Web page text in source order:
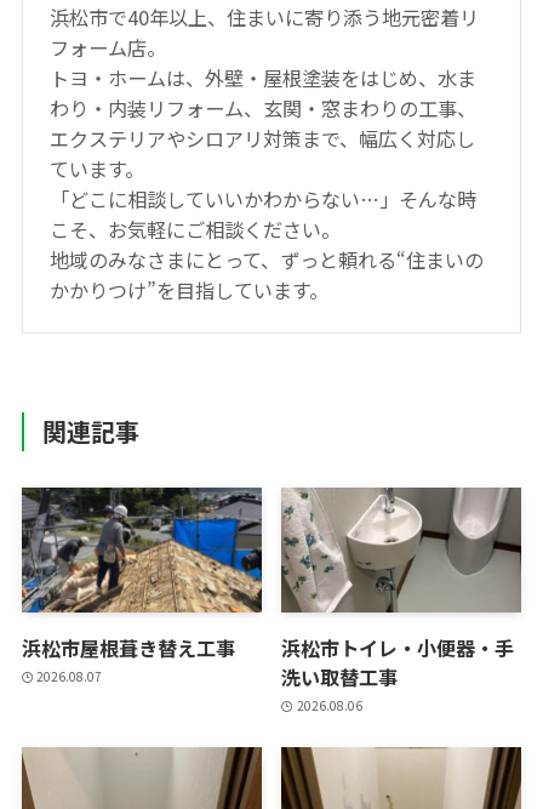
浜松市で40年以上、住まいに寄り添う地元密着リ
フォーム店。
トヨ・ホームは、外壁・屋根塗装をはじめ、水ま
わり・内装リフォーム、玄関・窓まわりの工事、
エクステリアやシロアリ対策まで、幅広く対応し
ています。
「どこに相談していいかわからない…」そんな時
こそ、お気軽にご相談ください。
地域のみなさまにとって、ずっと頼れる“住まいの
かかりつけ”を目指しています。
関連記事
浜松市屋根葺き替え工事
2026.08.07
浜松市トイレ・小便器・手
洗い取替工事
2026.08.06